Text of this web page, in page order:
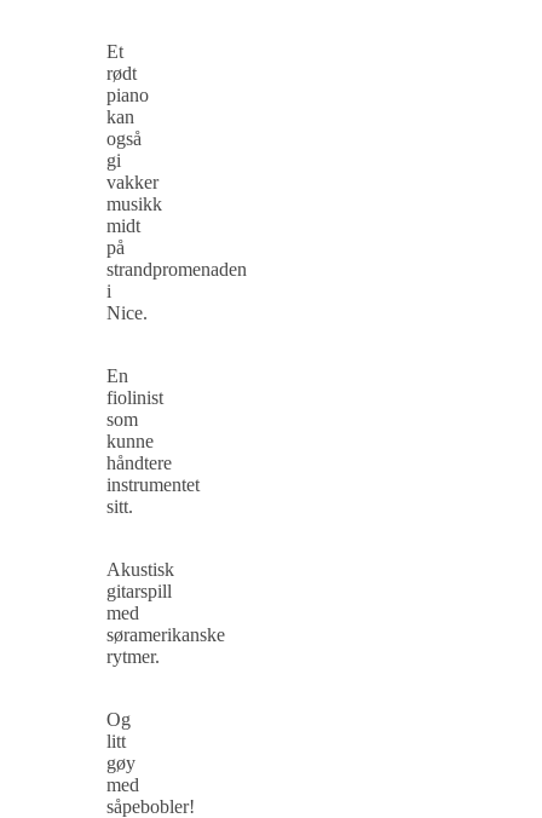
Et
rødt
piano
kan
også
gi
vakker
musikk
midt
på
strandpromenaden
i
Nice.
En
fiolinist
som
kunne
håndtere
instrumentet
sitt.
Akustisk
gitarspill
med
søramerikanske
rytmer.
Og
litt
gøy
med
såpebobler!